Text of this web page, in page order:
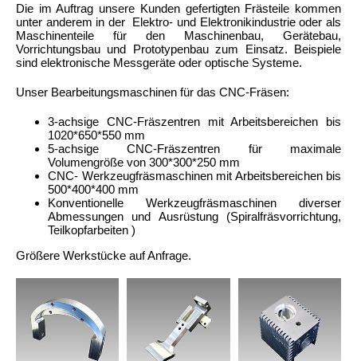
Die im Auftrag unsere Kunden gefertigten Frästeile kommen
unter anderem in der Elektro- und Elektronikindustrie oder als
Maschinenteile für den Maschinenbau, Gerätebau,
Vorrichtungsbau und Prototypenbau zum Einsatz. Beispiele
sind elektronische Messgeräte oder optische Systeme.
Unser Bearbeitungsmaschinen für das CNC-Fräsen:
3-achsige CNC-Fräszentren mit Arbeitsbereichen bis
1020*650*550 mm
5-achsige CNC-Fräszentren für maximale
Volumengröße von 300*300*250 mm
CNC- Werkzeugfräsmaschinen mit Arbeitsbereichen bis
500*400*400 mm
Konventionelle Werkzeugfräsmaschinen diverser
Abmessungen und Ausrüstung (Spiralfräsvorrichtung,
Teilkopfarbeiten )
Größere Werkstücke auf Anfrage.